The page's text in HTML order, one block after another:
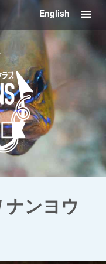
English
ナンヨウ